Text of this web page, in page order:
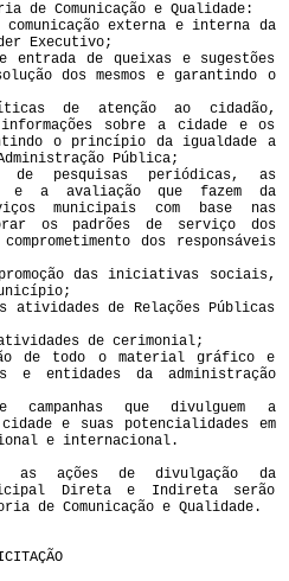
de Comunicação e Qualidade:
externa e interna da
Executivo;
de queixas e sugestões
dos mesmos e garantindo o
de atenção ao cidadão,
sobre a cidade e os
o princípio da igualdade a
Pública;
pesquisas periódicas, as
e a avaliação que fazem da
municipais com base nas
os padrões de serviço dos
dos responsáveis
das iniciativas sociais,
atividades de Relações Públicas
de cerimonial;
de todo o material gráfico e
entidades da administração
que divulguem a
e suas potencialidades em
e internacional.
as ações de divulgação da
Direta e Indireta serão
de Comunicação e Qualidade.